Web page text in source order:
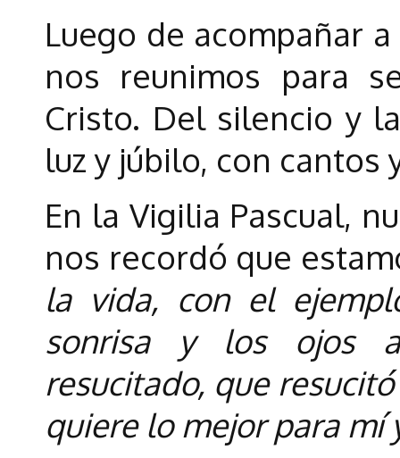
Luego de acompañar
nos reunimos para
Cristo. Del silencio y
luz y júbilo, con cantos
En la Vigilia Pascual,
nos recordó que
la vida, con el
sonrisa y los ojos
resucitado, que
quiere lo mejor para mí